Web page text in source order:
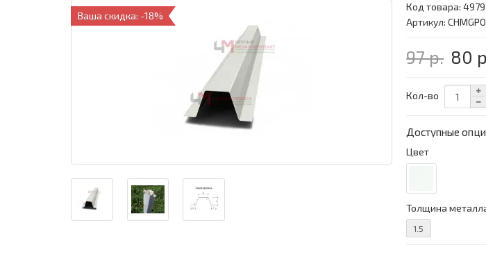
Ваша скидка: -18%
Код товара:
Артикул:
97 р. 80
Кол-во
Доступные
Цвет
Толщина
1.5